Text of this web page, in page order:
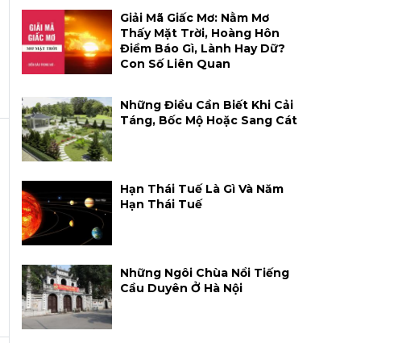
Giải Mã Giấc Mơ: Nằm Mơ
Thấy Mặt Trời, Hoàng Hôn
Điềm Báo Gì, Lành Hay Dữ?
Con Số Liên Quan
Những Điều Cần Biết Khi Cải
Táng, Bốc Mộ Hoặc Sang Cát
Hạn Thái Tuế Là Gì Và Năm
Hạn Thái Tuế
Những Ngôi Chùa Nổi Tiếng
Cầu Duyên Ở Hà Nội